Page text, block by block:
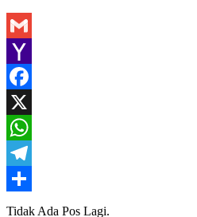
Gmail
Yahoo
Mail
Facebook
X
WhatsApp
Telegram
Share
Tidak Ada Pos Lagi.